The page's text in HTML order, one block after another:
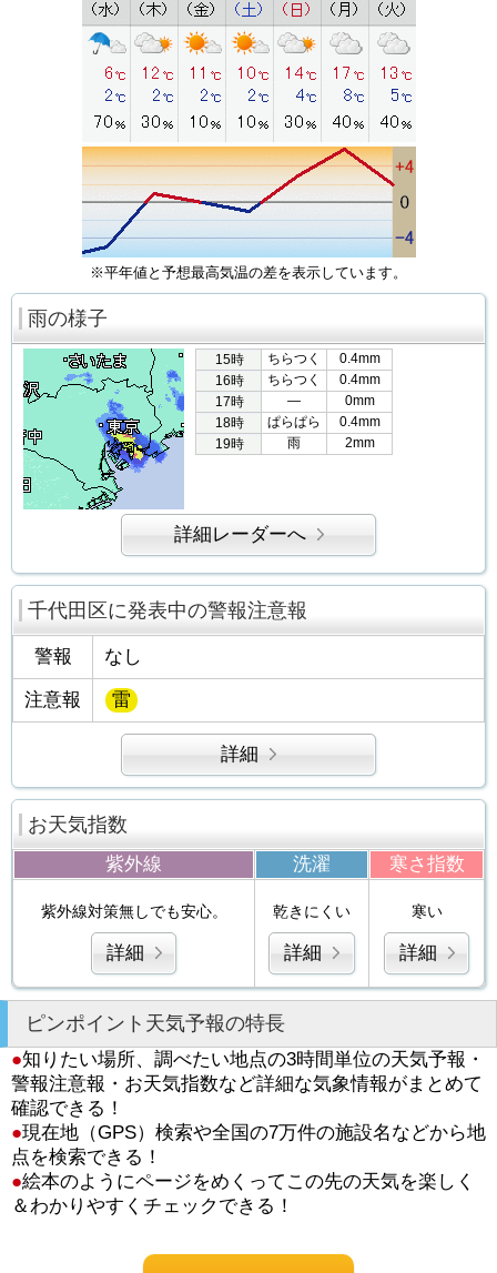
※平年値と予想最高気温の差を表示しています。
雨の様子
15時 ちらつく
0.4mm
16時
ちらつく
0.4mm
17時
―
0mm
18時
ぱらぱら
0.4mm
19時
雨 2mm
詳細レーダーへ
千代田区に発表中の警報注意報
警報 なし
注意報 雷
詳細
お天気指数
紫外線 洗濯 寒さ指数
紫外線対策無しでも安心。
詳細
乾きにくい
詳細
寒い
詳細
ピンポイント天気予報の特長
●知りたい場所、調べたい地点の3時間単位の天気予報・
警報注意報・お天気指数など詳細な気象情報がまとめて
確認できる！
●現在地（GPS）検索や全国の7万件の施設名などから地
点を検索できる！
●絵本のようにページをめくってこの先の天気を楽しく
＆わかりやすくチェックできる！